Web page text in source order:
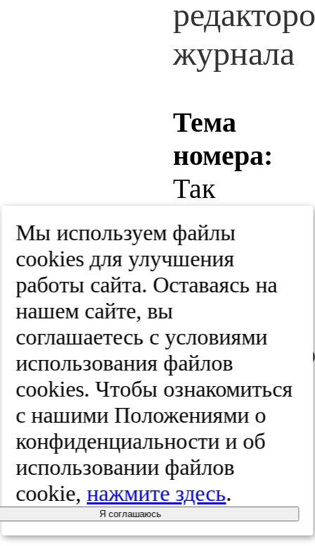
Тема
номера:
Так
сложилось.
Новый
взгляд
на
пациента
+
интервью
с
главным
Мы используем файлы
cооkies для улучшения
работы сайта. Оставаясь на
нашем сайте, вы
соглашаетесь с условиями
использования файлов
cооkies. Чтобы ознакомиться
с нашими Положениями о
конфиденциальности и об
использовании файлов
cookie,нажмите здесь.
Я соглашаюсь